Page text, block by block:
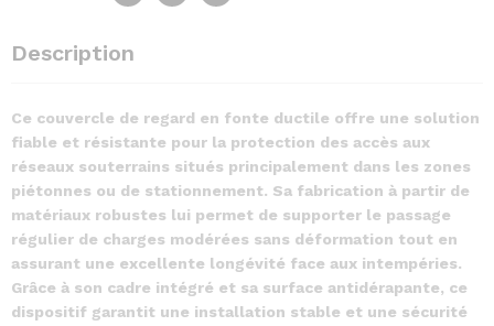
Description
Ce couvercle de regard en fonte ductile offre une solution
fiable et résistante pour la protection des accès aux
réseaux souterrains situés principalement dans les zones
piétonnes ou de stationnement. Sa fabrication à partir de
matériaux robustes lui permet de supporter le passage
régulier de charges modérées sans déformation tout en
assurant une excellente longévité face aux intempéries.
Grâce à son cadre intégré et sa surface antidérapante, ce
dispositif garantit une installation stable et une sécurité